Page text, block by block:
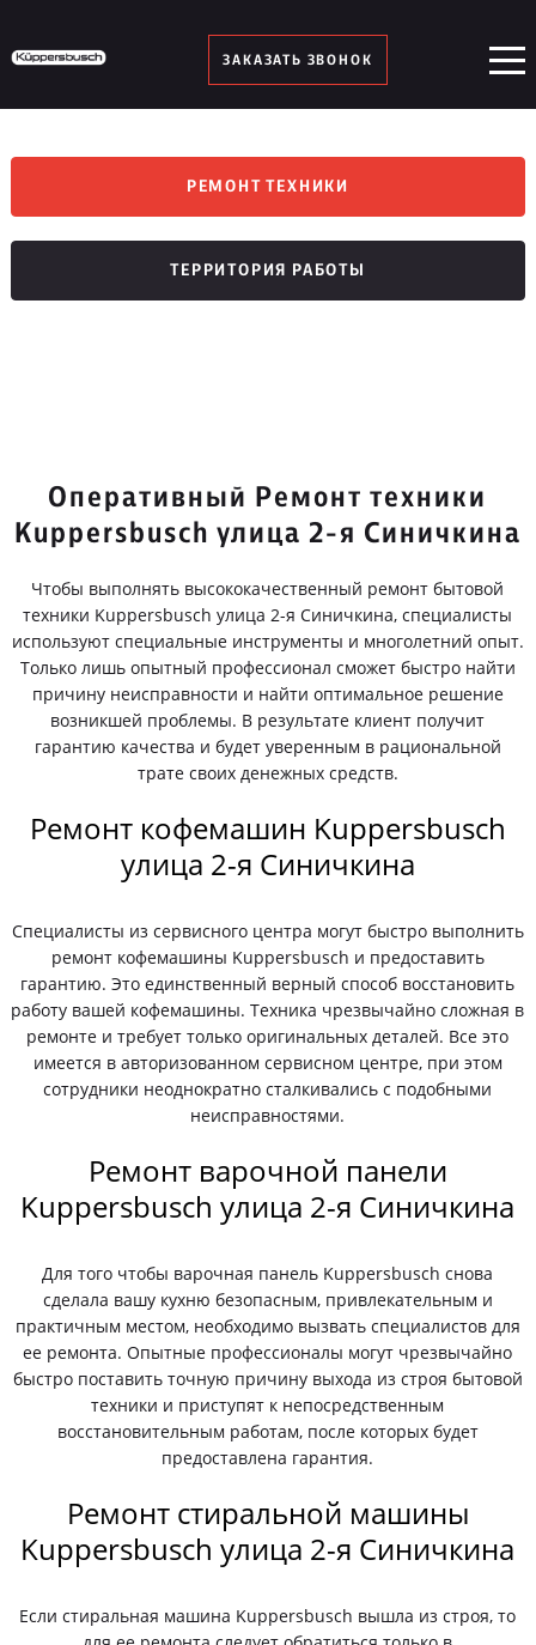
ЗАКАЗАТЬ ЗВОНОК
РЕМОНТ ТЕХНИКИ
ТЕРРИТОРИЯ РАБОТЫ
Оперативный Ремонт техники
Kuppersbusch улица 2-я Синичкина
Чтобы выполнять высококачественный ремонт бытовой
техники Kuppersbusch улица 2-я Синичкина, специалисты
используют специальные инструменты и многолетний опыт.
Только лишь опытный профессионал сможет быстро найти
причину неисправности и найти оптимальное решение
возникшей проблемы. В результате клиент получит
гарантию качества и будет уверенным в рациональной
трате своих денежных средств.
Ремонт кофемашин Kuppersbusch
улица 2-я Синичкина
Специалисты из сервисного центра могут быстро выполнить
ремонт кофемашины Kuppersbusch и предоставить
гарантию. Это единственный верный способ восстановить
работу вашей кофемашины. Техника чрезвычайно сложная в
ремонте и требует только оригинальных деталей. Все это
имеется в авторизованном сервисном центре, при этом
сотрудники неоднократно сталкивались с подобными
неисправностями.
Ремонт варочной панели
Kuppersbusch улица 2-я Синичкина
Для того чтобы варочная панель Kuppersbusch снова
сделала вашу кухню безопасным, привлекательным и
практичным местом, необходимо вызвать специалистов для
ее ремонта. Опытные профессионалы могут чрезвычайно
быстро поставить точную причину выхода из строя бытовой
техники и приступят к непосредственным
восстановительным работам, после которых будет
предоставлена гарантия.
Ремонт стиральной машины
Kuppersbusch улица 2-я Синичкина
Если стиральная машина Kuppersbusch вышла из строя, то